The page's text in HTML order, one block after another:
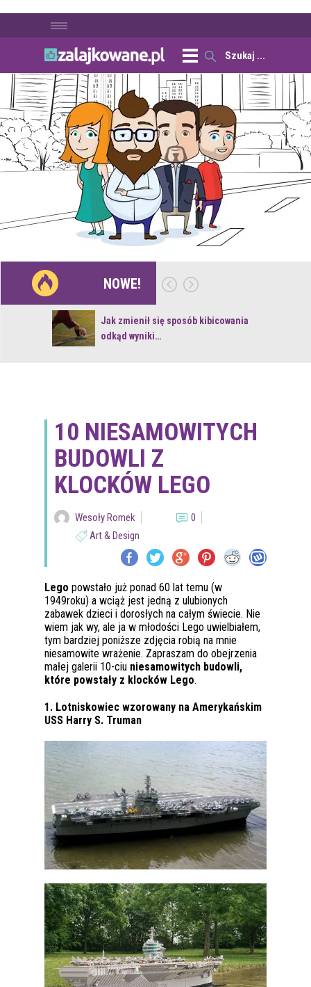
NOWE!
Jak zmienił się sposób kibicowania
odkąd wyniki…
10 NIESAMOWITYCH
BUDOWLI Z
KLOCKÓW LEGO
Wesoły Romek
0
Art & Design
Lego powstało już ponad 60 lat temu (w
1949roku) a wciąż jest jedną z ulubionych
zabawek dzieci i dorosłych na całym świecie. Nie
wiem jak wy, ale ja w młodości Lego uwielbiałem,
tym bardziej poniższe zdjęcia robią na mnie
niesamowite wrażenie. Zapraszam do obejrzenia
małej galerii 10-ciu niesamowitych budowli,
które powstały z klocków Lego.
1. Lotniskowiec wzorowany na Amerykańskim
USS Harry S. Truman